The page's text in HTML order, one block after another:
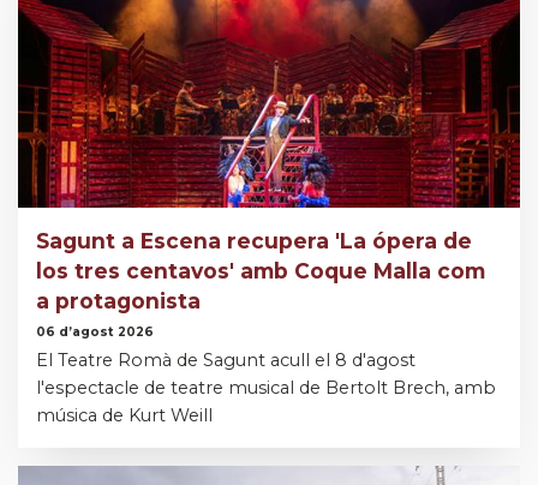
Sagunt a Escena recupera 'La ópera de
los tres centavos' amb Coque Malla com
a protagonista
06 d’agost 2026
El Teatre Romà de Sagunt acull el 8 d'agost
l'espectacle de teatre musical de Bertolt Brech, amb
música de Kurt Weill